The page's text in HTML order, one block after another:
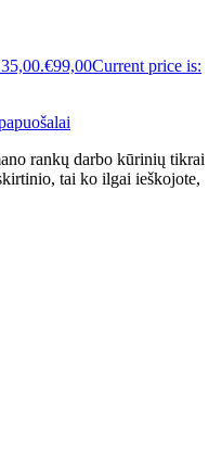
€99,00Current price is:
rankų darbo kūrinių tikrai
tai ko ilgai ieškojote,